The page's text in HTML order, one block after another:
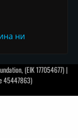
ни
(EIK 177054677) |
45447863)